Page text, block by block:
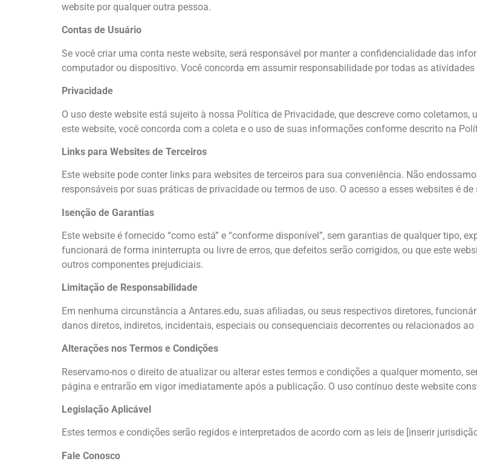
website por qualquer outra pessoa.
Contas de Usuário
Se você criar uma conta neste website, será responsável por manter a confidencialidade das
computador ou dispositivo. Você concorda em assumir responsabilidade por todas as
Privacidade
O uso deste website está sujeito à nossa Política de Privacidade, que descreve como
este website, você concorda com a coleta e o uso de suas informações conforme descrito na
Links para Websites de Terceiros
Este website pode conter links para websites de terceiros para sua conveniência. Não
responsáveis por suas práticas de privacidade ou termos de uso. O acesso a esses websites é
Isenção de Garantias
Este website é fornecido “como está” e “conforme disponível”, sem garantias de qualquer tipo,
funcionará de forma ininterrupta ou livre de erros, que defeitos serão corrigidos, ou que este
outros componentes prejudiciais.
Limitação de Responsabilidade
Em nenhuma circunstância a Antares.edu, suas afiliadas, ou seus respectivos diretores,
danos diretos, indiretos, incidentais, especiais ou consequenciais decorrentes ou relacionados
Alterações nos Termos e Condições
Reservamo-nos o direito de atualizar ou alterar estes termos e condições a qualquer momento,
página e entrarão em vigor imediatamente após a publicação. O uso contínuo deste website
Legislação Aplicável
Estes termos e condições serão regidos e interpretados de acordo com as leis de [inserir
Fale Conosco